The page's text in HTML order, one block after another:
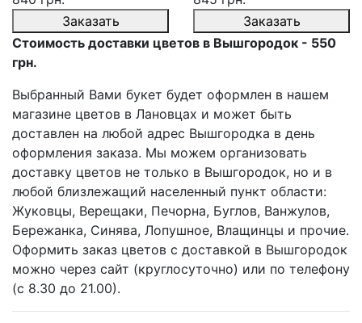
Заказать
Заказать
Стоимость доставки цветов в Вышгородок - 550
грн.
Выбранный Вами букет будет оформлен в нашем
магазине цветов в Лановцах и может быть
доставлен на любой адрес Вышгородка в день
оформления заказа. Мы можем организовать
доставку цветов не только в Вышгородок, но и в
любой близлежащий населенный пункт области:
Жуковцы, Верещаки, Печорна, Буглов, Ванжулов,
Бережанка, Синява, Лопушное, Влащинцы и прочие.
Оформить заказ цветов с доставкой в Вышгородок
можно через сайт (круглосуточно) или по телефону
(с 8.30 до 21.00).